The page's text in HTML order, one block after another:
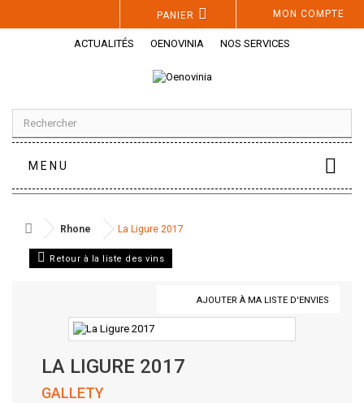
MON COMPTE
PANIER
ACTUALITÉS OENOVINIA NOS SERVICES
MENU
Rhone La Ligure 2017
AJOUTER À MA LISTE D'ENVIES
Retour à la liste des vins
LA LIGURE 2017
GALLETY